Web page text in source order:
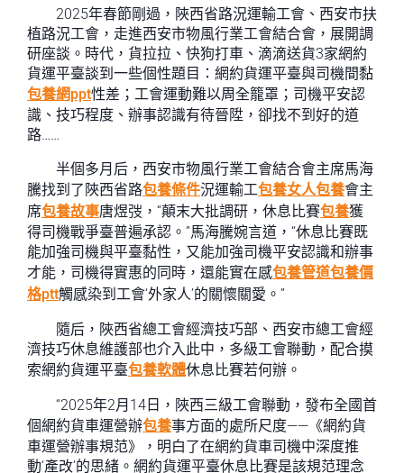
2025年春節剛過，陜西省路況運輸工會、西安市扶
植路況工會，走進西安市物風行業工會結合會，展開調
研座談。時代，貨拉拉、快狗打車、滴滴送貨3家網約
貨運平臺談到一些個性題目：網約貨運平臺與司機間黏
包養網ppt性差；工會運動難以周全籠罩；司機平安認
識、技巧程度、辦事認識有待晉陞，卻找不到好的道
路……
半個多月后，西安市物風行業工會結合會主席馬海
騰找到了陜西省路包養條件況運輸工包養女人包養會主
席包養故事唐煜弢，“顛末大批調研，休息比賽包養獲
得司機戰爭臺普遍承認。”馬海騰婉言道，“休息比賽既
能加強司機與平臺黏性，又能加強司機平安認識和辦事
才能，司機得實惠的同時，還能實在感包養管道包養價
格ptt觸感染到工會‘外家人’的關懷關愛。”
隨后，陜西省總工會經濟技巧部、西安市總工會經
濟技巧休息維護部也介入此中，多級工會聯動，配合摸
索網約貨運平臺包養軟體休息比賽若何辦。
“2025年2月14日，陜西三級工會聯動，發布全國首
個網約貨車運營辦包養事方面的處所尺度——《網約貨
車運營辦事規范》，明白了在網約貨車司機中深度推
動‘產改’的思緒。網約貨運平臺休息比賽是該規范理念